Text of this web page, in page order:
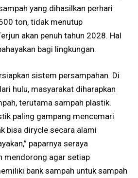
yang dihasilkan perhari
ton, tidak menutup
akan penuh tahun 2028. Hal
bagi lingkungan.
sistem persampahan. Di
hulu, masyarakat diharapkan
terutama sampah plastik.
paling gampang mencemari
bisa dirycle secara alami
paparnya seraya
mendorong agar setiap
bank sampah untuk sampah